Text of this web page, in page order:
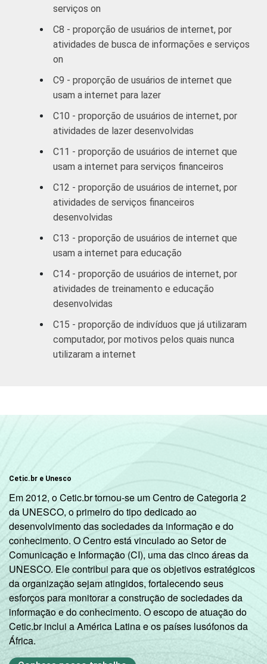
até 3 SM
79 21
até 5 SM
até 10 SM
86 14
Mais de 10
SM
88 12
CLASSE
SOCIAL
12
C
22
DE
ATIVIDADE
Não PEA 84 16
coletados entre outubro de 2012 e fevereiro
serviços on
C8 - proporção de usuários de internet, por
atividades de busca de informações e serviços
on
C9 - proporção de usuários de internet que
usam a internet para lazer
C10 - proporção de usuários de internet, por
atividades de lazer desenvolvidas
C11 - proporção de usuários de internet que
usam a internet para serviços financeiros
C12 - proporção de usuários de internet, por
atividades de serviços financeiros
desenvolvidas
C13 - proporção de usuários de internet que
usam a internet para educação
C14 - proporção de usuários de internet, por
atividades de treinamento e educação
desenvolvidas
C15 - proporção de indivíduos que já utilizaram
computador, por motivos pelos quais nunca
utilizaram a internet
Cetic.br e Unesco
Em 2012, o Cetic.br tornou-se um Centro de Categoria 2
da UNESCO, o primeiro do tipo dedicado ao
desenvolvimento das sociedades da informação e do
conhecimento. O Centro está vinculado ao Setor de
Comunicação e Informação (CI), uma das cinco áreas da
UNESCO. Ele contribui para que os objetivos estratégicos
da organização sejam atingidos, fortalecendo seus
esforços para monitorar a construção de sociedades da
informação e do conhecimento. O escopo de atuação do
Cetic.br inclui a América Latina e os países lusófonos da
África.